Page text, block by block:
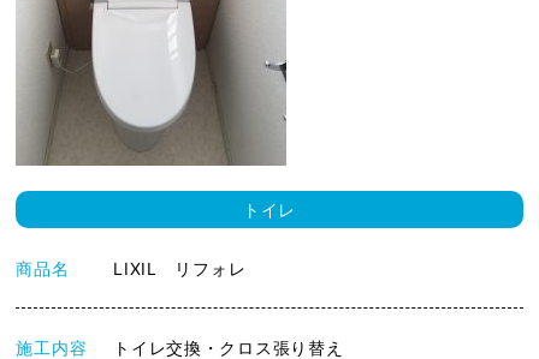
トイレ
商品名 LIXIL リフォレ
施工内容 トイレ交換・クロス張り替え